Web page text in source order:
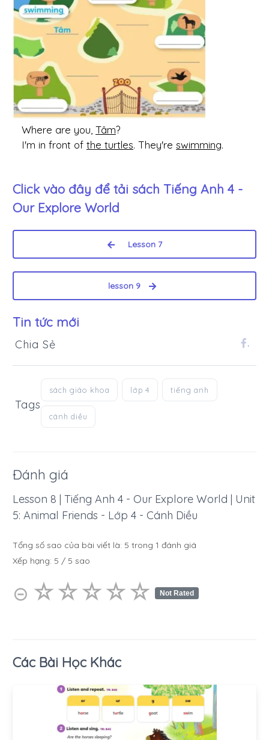
Where are you, Tâm?
I'm in front of the turtles. They're swimming.
Click vào đây để tải sách Tiếng Anh 4 -
Our Explore World
Lesson 7
lesson 9
Tin tức mới
Chia Sẻ .
Tags
sách giáo khoa lớp 4 tiếng anh
cánh diều
Đánh giá
Lesson 8 | Tiếng Anh 4 - Our Explore World | Unit
5: Animal Friends - Lớp 4 - Cánh Diều
Tổng số sao của bài viết là: 5 trong 1 đánh giá
Xếp hạng: 5 / 5 sao
⊝ ☆☆☆☆☆
★★★★★ Not Rated
Các Bài Học Khác